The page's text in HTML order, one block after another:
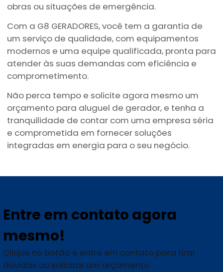
obras ou situações de emergência.
Com a G8 GERADORES, você tem a garantia de
um serviço de qualidade, com equipamentos
modernos e uma equipe qualificada, pronta para
atender às suas demandas com eficiência e
comprometimento.
Não perca tempo e solicite agora mesmo um
orçamento para aluguel de gerador, e tenha a
tranquilidade de contar com uma empresa séria
e comprometida em fornecer soluções
integradas em energia para o seu negócio.
Entre em contato agora
mesmo!
Clique no botão e entre em contato para tirar
dúvidas ou solicitar um orçamento